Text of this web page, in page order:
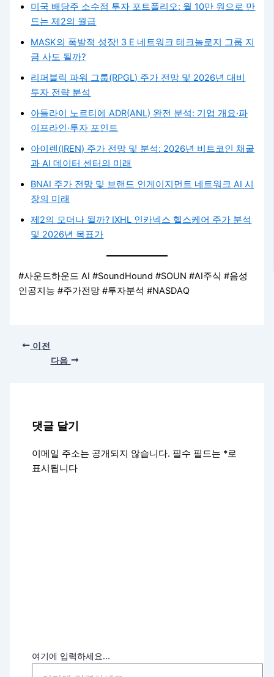
미국 배당주 소수점 투자 포트폴리오: 월 10만 원으로 만
드는 제2의 월급
MASK의 폭발적 성장! 3 E 네트워크 테크놀로지 그룹 지
금 사도 될까?
리퍼블릭 파워 그룹(RPGL) 주가 전망 및 2026년 대비
투자 전략 분석
아들라이 노르티에 ADR(ANL) 완전 분석: 기업 개요·파
이프라인·투자 포인트
아이렌(IREN) 주가 전망 및 분석: 2026년 비트코인 채굴
과 AI 데이터 센터의 미래
BNAI 주가 전망 및 브랜드 인게이지먼트 네트워크 AI 시
장의 미래
제2의 모더나 될까? IXHL 인카넥스 헬스케어 주가 분석
및 2026년 목표가
#사운드하운드 AI #SoundHound #SOUN #AI주식 #음성
인공지능 #주가전망 #투자분석 #NASDAQ
이전
다음
댓글 달기
이메일 주소는 공개되지 않습니다. 필수 필드는 *로
표시됩니다
여기에 입력하세요...